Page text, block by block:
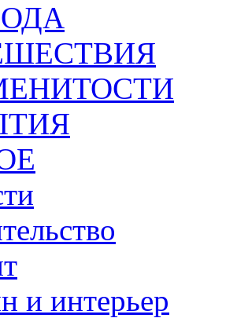
и интерьер